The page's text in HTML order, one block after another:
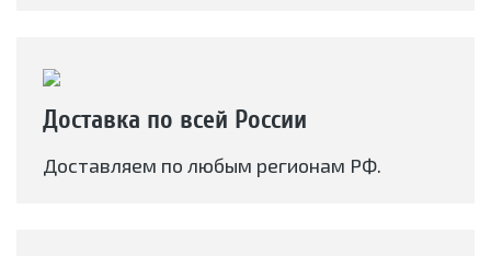
Доставка по всей России
Доставляем по любым регионам РФ.